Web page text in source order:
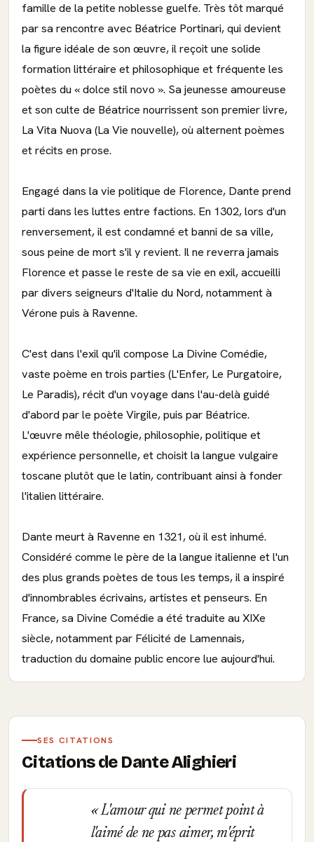
famille de la petite noblesse guelfe. Très tôt marqué
par sa rencontre avec Béatrice Portinari, qui devient
la figure idéale de son œuvre, il reçoit une solide
formation littéraire et philosophique et fréquente les
poètes du « dolce stil novo ». Sa jeunesse amoureuse
et son culte de Béatrice nourrissent son premier livre,
La Vita Nuova (La Vie nouvelle), où alternent poèmes
et récits en prose.
Engagé dans la vie politique de Florence, Dante prend
parti dans les luttes entre factions. En 1302, lors d'un
renversement, il est condamné et banni de sa ville,
sous peine de mort s'il y revient. Il ne reverra jamais
Florence et passe le reste de sa vie en exil, accueilli
par divers seigneurs d'Italie du Nord, notamment à
Vérone puis à Ravenne.
C'est dans l'exil qu'il compose La Divine Comédie,
vaste poème en trois parties (L'Enfer, Le Purgatoire,
Le Paradis), récit d'un voyage dans l'au-delà guidé
d'abord par le poète Virgile, puis par Béatrice.
L'œuvre mêle théologie, philosophie, politique et
expérience personnelle, et choisit la langue vulgaire
toscane plutôt que le latin, contribuant ainsi à fonder
l'italien littéraire.
Dante meurt à Ravenne en 1321, où il est inhumé.
Considéré comme le père de la langue italienne et l'un
des plus grands poètes de tous les temps, il a inspiré
d'innombrables écrivains, artistes et penseurs. En
France, sa Divine Comédie a été traduite au XIXe
siècle, notamment par Félicité de Lamennais,
traduction du domaine public encore lue aujourd'hui.
SES CITATIONS
Citations de Dante Alighieri
L'amour qui ne permet point à
l'aimé de ne pas aimer, m'éprit